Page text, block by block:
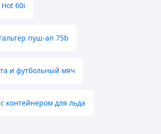
60i
пуш-ап 75b
и футбольный мяч
контейнером для льда